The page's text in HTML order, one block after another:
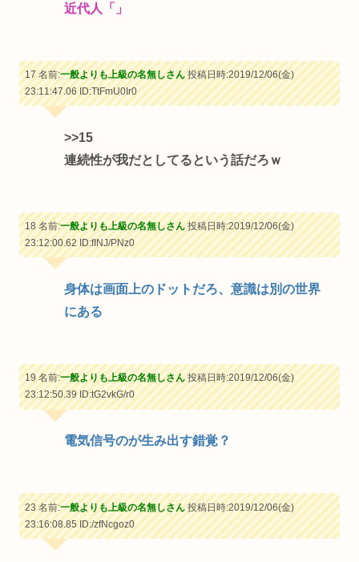
近代人「」
17 名前:一般よりも上級の名無しさん投稿日時:2019/12/06(金)
23:11:47.06ID:TtFmU0Ir0
>>15
連続性が我だとしてるという話だろｗ
18 名前:一般よりも上級の名無しさん投稿日時:2019/12/06(金)
23:12:00.62ID:fINJ/PNz0
身体は画面上のドットだろ、意識は別の世界
にある
19 名前:一般よりも上級の名無しさん投稿日時:2019/12/06(金)
23:12:50.39ID:tG2vkG/r0
電気信号のが生み出す錯覚？
23 名前:一般よりも上級の名無しさん投稿日時:2019/12/06(金)
23:16:08.85ID:/zfNcgoz0